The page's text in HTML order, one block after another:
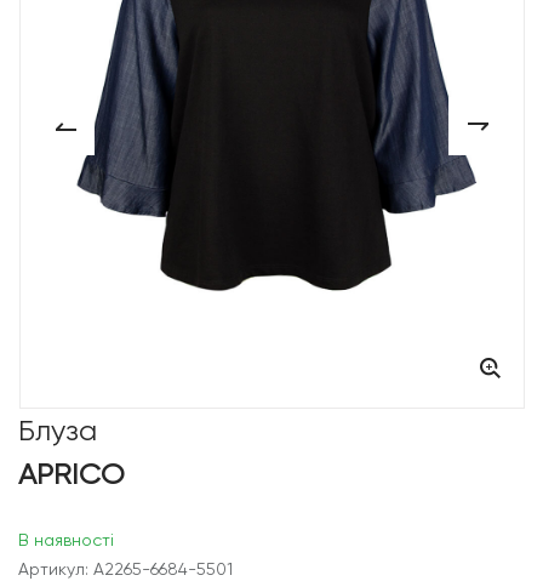
Блуза
APRICO
В наявності
Артикул: A2265-6684-5501